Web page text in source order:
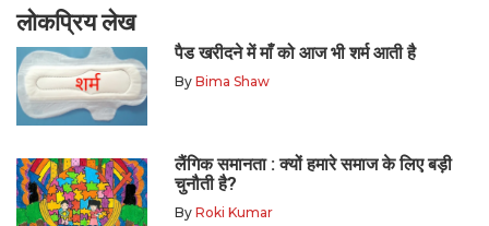
लोकप्रिय लेख
पैड खरीदने में माँ को आज भी शर्म आती है
By Bima Shaw
लैंगिक समानता : क्यों हमारे समाज के लिए बड़ी
चुनौती है?
By Roki Kumar